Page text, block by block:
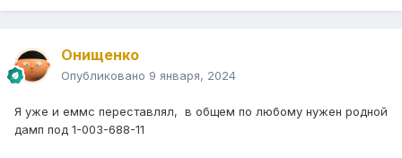
тутставили дамп от другова майн,тутразбив user на
судя по отзывам тут лили дамп от
должны быть Участником форума.
Онищенко
Опубликовано 9 января, 2024
Я уже и еммс переставлял, в общем по любому нужен родной
дамп под 1-003-688-11